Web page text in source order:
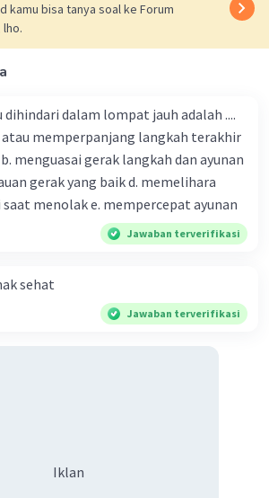
kamu bisa tanya soal ke Forum
dalam lompat jauh adalah ....
memperpanjang langkah terakhir
menguasai gerak langkah dan ayunan
gerak yang baik d. memelihara
menolak e. mempercepat ayunan
Jawaban terverifikasi
sehat
Jawaban terverifikasi
Iklan